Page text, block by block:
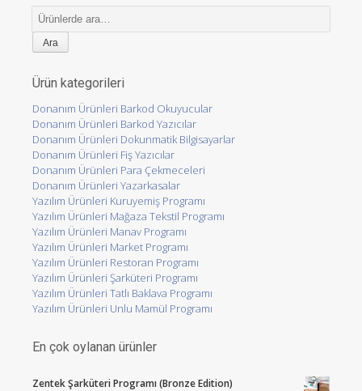
Ara:
Ürün kategorileri
Donanım Ürünleri Barkod Okuyucular
Donanım Ürünleri Barkod Yazıcılar
Donanım Ürünleri Dokunmatik Bilgisayarlar
Donanım Ürünleri Fiş Yazıcılar
Donanım Ürünleri Para Çekmeceleri
Donanım Ürünleri Yazarkasalar
Yazılım Ürünleri Kuruyemiş Programı
Yazılım Ürünleri Mağaza Tekstil Programı
Yazılım Ürünleri Manav Programı
Yazılım Ürünleri Market Programı
Yazılım Ürünleri Restoran Programı
Yazılım Ürünleri Şarküteri Programı
Yazılım Ürünleri Tatlı Baklava Programı
Yazılım Ürünleri Unlu Mamül Programı
En çok oylanan ürünler
Zentek Şarküteri Programı (Bronze Edition)